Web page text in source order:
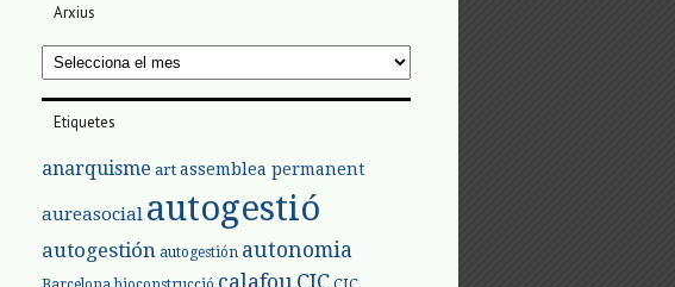
Arxius
Arxius
Etiquetes
anarquisme art assemblea permanent
aureasocial autogestió
autogestión autogestión autonomia
calafou CIC